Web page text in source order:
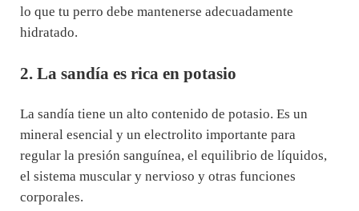
lo que tu perro debe mantenerse adecuadamente
hidratado.
2. La sandía es rica en potasio
La sandía tiene un alto contenido de potasio. Es un
mineral esencial y un electrolito importante para
regular la presión sanguínea, el equilibrio de líquidos,
el sistema muscular y nervioso y otras funciones
corporales.